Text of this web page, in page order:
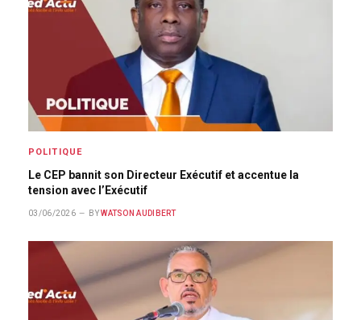
POLITIQUE
Le CEP bannit son Directeur Exécutif et accentue la
tension avec l’Exécutif
03/06/2026 BY WATSON AUDIBERT